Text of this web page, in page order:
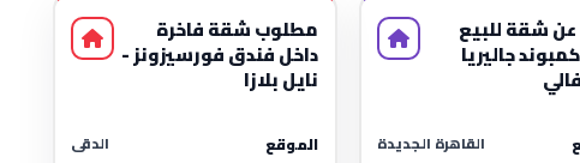
شقة للبيع
جاليريا
القاهرة الجديدة
مطلوب شقة فاخرة
داخل فندق فورسيزونز -
نايل بلازا
الموقع
الدقى